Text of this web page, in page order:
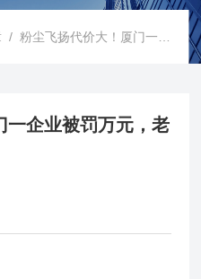
/ 粉尘飞扬代价大！厦门一企业被罚万元，老板肠子都悔青了！
一企业被罚万元，老